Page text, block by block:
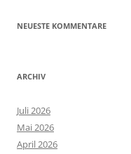
NEUESTE KOMMENTARE
ARCHIV
Juli 2026
Mai 2026
April 2026